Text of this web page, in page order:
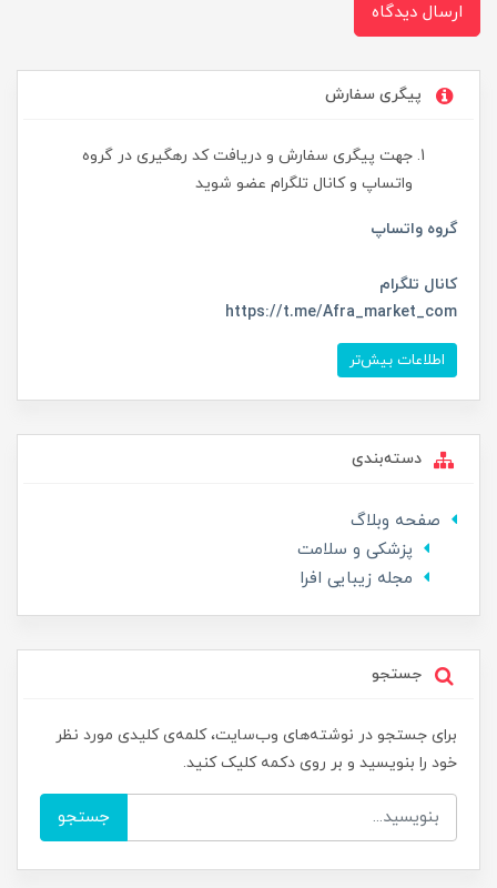
ارسال دیدگاه
پیگری سفارش
جهت پیگری سفارش و دریافت کد رهگیری در گروه
واتساپ و کانال تلگرام عضو شوید
گروه واتساپ
کانال تلگرام
https://t.me/Afra_market_com
اطلاعات بیش‌تر
دسته‌بندی
صفحه وبلاگ
پزشکی و سلامت
مجله زیبایی افرا
جستجو
برای جستجو در نوشته‌های وب‌سایت، کلمه‌ی کلیدی مورد نظر
خود را بنویسید و بر روی دکمه کلیک کنید.
جستجو